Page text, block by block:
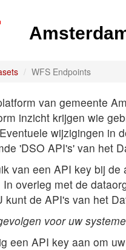
WFS Endpoints
van gemeente
inzicht krijgen wie
wijzigingen in
'DSO API's' van het
van een API key bij
overleg met de
kunt de API's van het
voor uw
een API key aan om